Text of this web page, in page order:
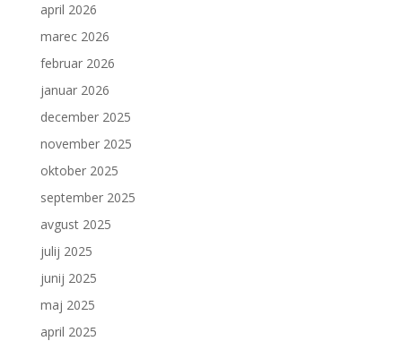
april 2026
marec 2026
februar 2026
januar 2026
december 2025
november 2025
oktober 2025
september 2025
avgust 2025
julij 2025
junij 2025
maj 2025
april 2025